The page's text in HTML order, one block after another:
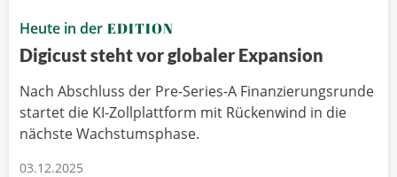
Heute in der EDITION
Digicust steht vor globaler Expansion
Nach Abschluss der Pre-Series-A Finanzierungsrunde
startet die KI-Zollplattform mit Rückenwind in die
nächste Wachstumsphase.
03.12.2025